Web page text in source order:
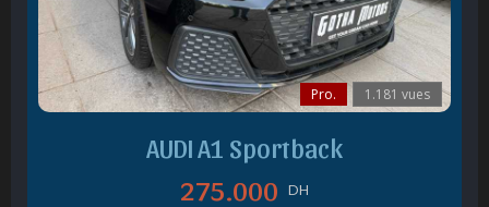
Pro. 1.181 vues
AUDI A1 Sportback
275.000 DH